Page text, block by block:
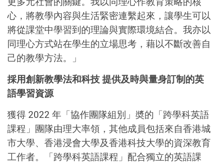
心，將教學內容與生活緊密連繫起來，讓學生可以
將從課堂中學習到的理論與實際環境結合。我亦以
同理心方式站在學生的立場思考，藉以不斷改善自
己的教學方法。」
採用創新教學法和科技 提供及時與量身訂制的英
語學習資源
獲得 2022 年「協作團隊組別」奬的「跨學科英語
課程」團隊由理大率領，其他成員包括來自香港城
市大學、香港浸會大學及香港科技大學的資深教育
工作者。「跨學科英語課程」配合獨立的英語課